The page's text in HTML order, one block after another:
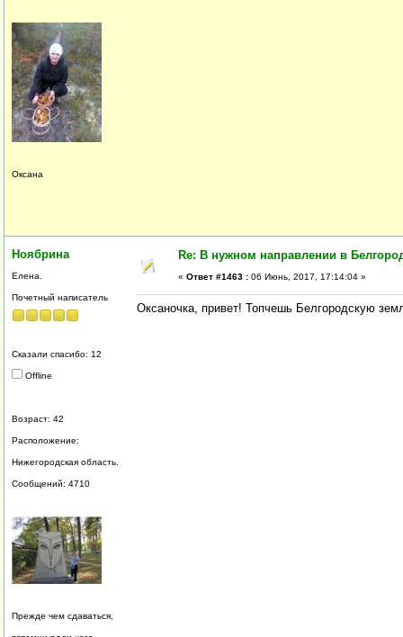
Оксана
Ноябрина
Елена.
Почетный написатель
Сказали спасибо: 12
Offline
Возраст: 42
Расположение:
Нижегородская область.
Сообщений: 4710
Прежде чем сдаваться,
Re: В нужном направлении в
« Ответ #1463 : 06 Июнь, 2017, 17:14:04 »
Оксаночка, привет! Топчешь Белгородскую